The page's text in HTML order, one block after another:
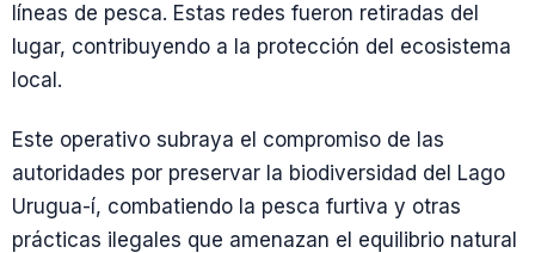
líneas de pesca. Estas redes fueron retiradas del
lugar, contribuyendo a la protección del ecosistema
local.
Este operativo subraya el compromiso de las
autoridades por preservar la biodiversidad del Lago
Urugua-í, combatiendo la pesca furtiva y otras
prácticas ilegales que amenazan el equilibrio natural